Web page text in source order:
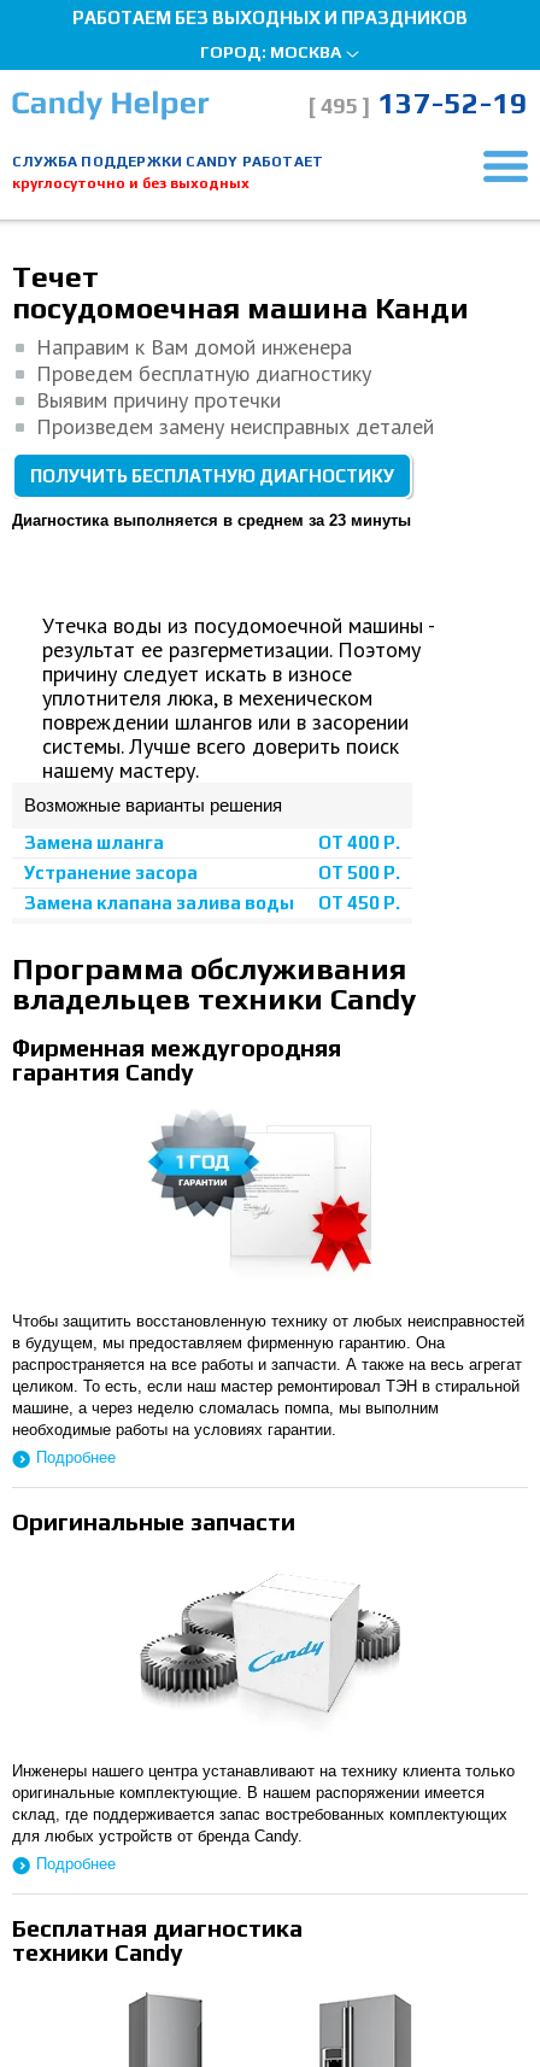
РАБОТАЕМ БЕЗ ВЫХОДНЫХ И ПРАЗДНИКОВ
ГОРОД: МОСКВА
СЛУЖБА ПОДДЕРЖКИ CANDY РАБОТАЕТ
круглосуточно и без выходных
[ 495 ] 137-52-19
Посудомоечная машина протекает
Течет
посудомоечная машина Канди
Направим к Вам домой инженера
Проведем бесплатную диагностику
Выявим причину протечки
Произведем замену неисправных деталей
ПОЛУЧИТЬ БЕСПЛАТНУЮ ДИАГНОСТИКУ
Диагностика выполняется в среднем за 23 минуты
Утечка воды из посудомоечной машины -
результат ее разгерметизации. Поэтому
причину следует искать в износе
уплотнителя люка, в мехеническом
повреждении шлангов или в засорении
системы. Лучше всего доверить поиск
нашему мастеру.
Возможные варианты решения
Замена шланга
ОТ 400 Р.
Устранение засора
ОТ 500 Р.
Замена клапана залива воды
ОТ 450 Р.
Программа обслуживания
владельцев техники Candy
Фирменная междугородняя
гарантия Candy
Чтобы защитить восстановленную технику от любых неисправностей
в будущем, мы предоставляем фирменную гарантию. Она
распространяется на все работы и запчасти. А также на весь агрегат
целиком. То есть, если наш мастер ремонтировал ТЭН в стиральной
машине, а через неделю сломалась помпа, мы выполним
необходимые работы на условиях гарантии.
Подробнее
Оригинальные запчасти
Инженеры нашего центра устанавливают на технику клиента только
оригинальные комплектующие. В нашем распоряжении имеется
склад, где поддерживается запас востребованных комплектующих
для любых устройств от бренда Candy.
Подробнее
Бесплатная диагностика
техники Candy